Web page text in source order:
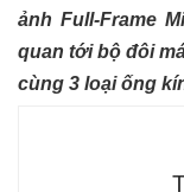
ảnh Full-Frame
quan tới bộ đôi
cùng 3 loại ống